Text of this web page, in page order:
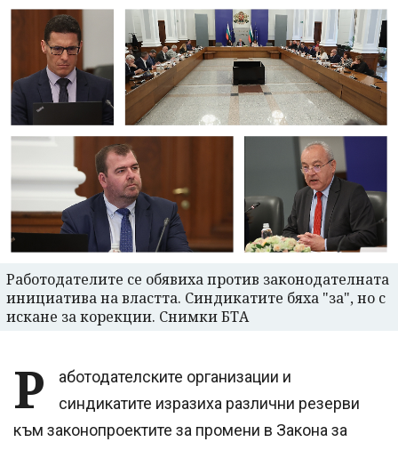
Работодателите се обявиха против законодателната
инициатива на властта. Синдикатите бяха "за", но с
искане за корекции. Снимки БТА
Р
аботодателските организации и
синдикатите изразиха различни резерви
към законопроектите за промени в Закона за